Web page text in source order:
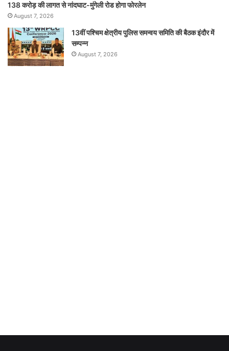
138 करोड़ की लागत से नांदघाट-मुंगेली रोड होगा फोरलेन
August 7, 2026
13वीं पश्चिम क्षेत्रीय पुलिस समन्वय समिति की बैठक इंदौर में
सम्पन्न
August 7, 2026